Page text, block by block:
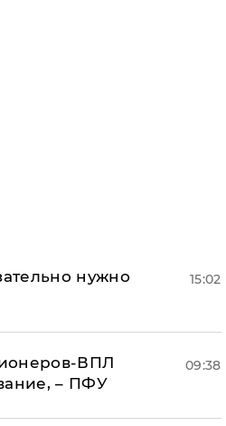
нужно
15:02
ВПЛ
– ПФУ
09:38